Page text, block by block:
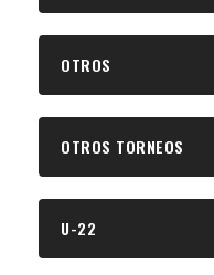
OTROS
OTROS TORNEOS
U-22